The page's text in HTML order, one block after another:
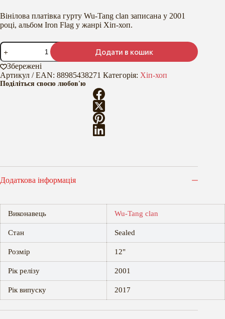
Вінілова платівка гурту Wu-Tang clan записана у 2001
році, альбом Iron Flag у жанрі Хіп-хоп.
Iron
Flag
кількість
Додати в кошик
Збережені
Артикул / EAN: 88985438271 Категорія: Хіп-хоп
Поділіться своєю любов'ю
Додаткова інформація
Виконавець Wu-Tang clan
Стан Sealed
Розмір 12"
Рік релізу 2001
Рік випуску 2017